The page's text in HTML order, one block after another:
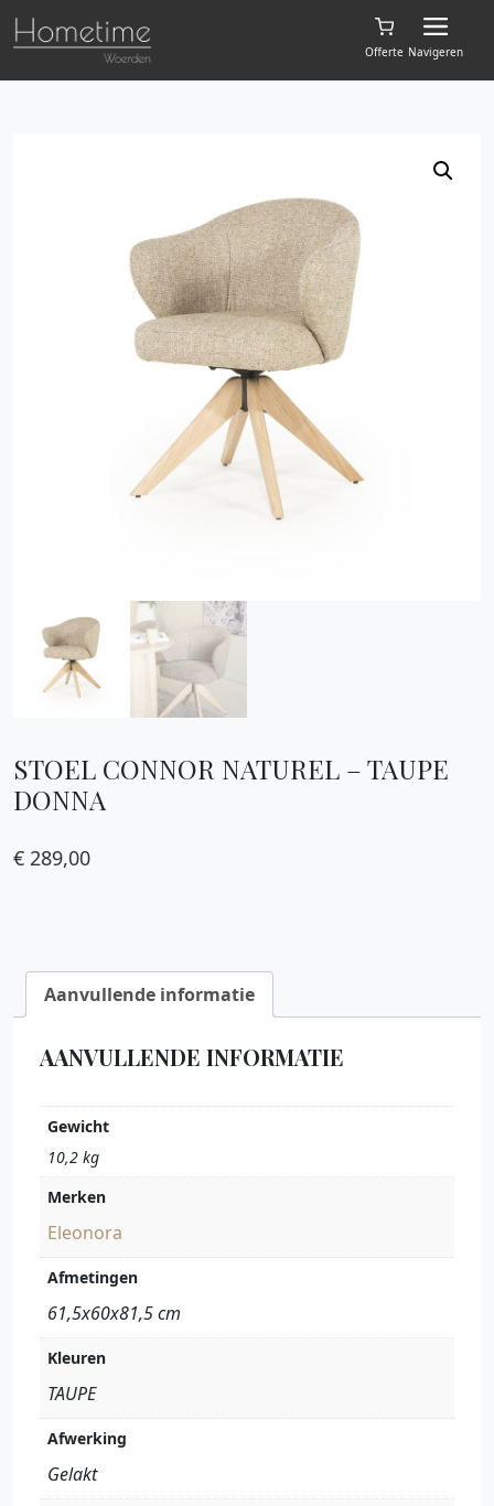
Offerte Navigeren
STOEL CONNOR NATUREL – TAUPE
DONNA
€ 289,00
Aanvullende informatie
AANVULLENDE INFORMATIE
Gewicht
10,2 kg
Merken
Eleonora
Afmetingen
61,5x60x81,5 cm
Kleuren
TAUPE
Afwerking
Gelakt